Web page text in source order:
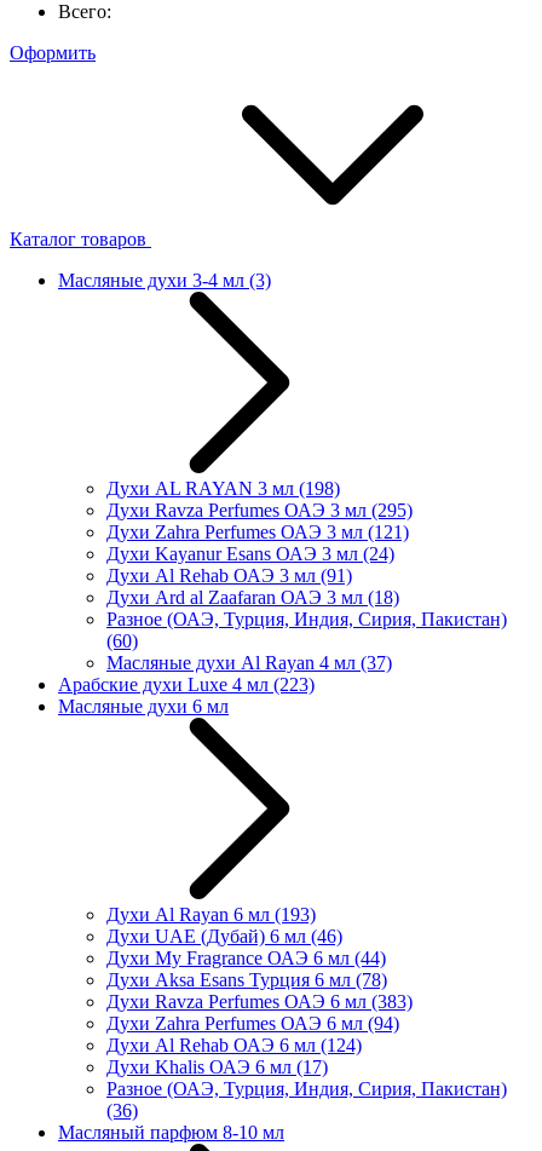
Всего:
Оформить
Каталог товаров
Масляные духи 3-4 мл (3)
Духи AL RAYAN 3 мл (198)
Духи Ravza Perfumes ОАЭ 3 мл (295)
Духи Zahra Perfumes ОАЭ 3 мл (121)
Духи Kayanur Esans ОАЭ 3 мл (24)
Духи Al Rehab ОАЭ 3 мл (91)
Духи Ard al Zaafaran ОАЭ 3 мл (18)
Разное (ОАЭ, Турция, Индия, Сирия, Пакистан)
(60)
Масляные духи Al Rayan 4 мл (37)
Арабские духи Luxe 4 мл (223)
Масляные духи 6 мл
Духи Al Rayan 6 мл (193)
Духи UAE (Дубай) 6 мл (46)
Духи My Fragrance ОАЭ 6 мл (44)
Духи Aksa Esans Турция 6 мл (78)
Духи Ravza Perfumes ОАЭ 6 мл (383)
Духи Zahra Perfumes ОАЭ 6 мл (94)
Духи Al Rehab ОАЭ 6 мл (124)
Духи Khalis ОАЭ 6 мл (17)
Разное (ОАЭ, Турция, Индия, Сирия, Пакистан)
(36)
Масляный парфюм 8-10 мл